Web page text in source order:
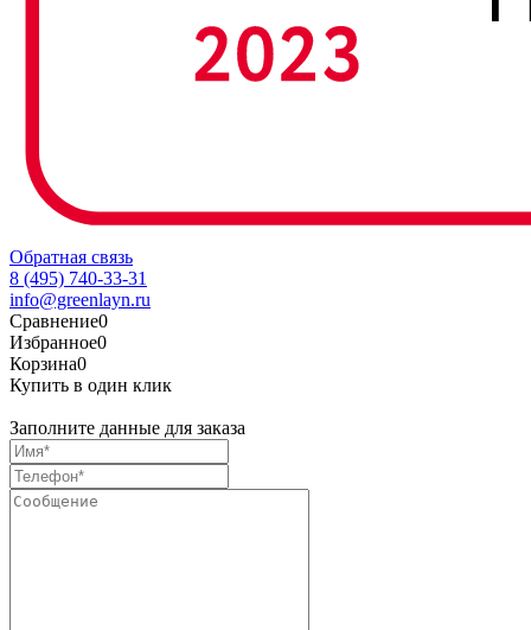
Обратная связь
8 (495) 740-33-31
info@greenlayn.ru
Сравнение0
Избранное0
Корзина0
Купить в один клик
Заполните данные для заказа